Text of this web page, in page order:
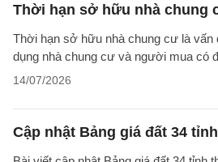
Thời hạn sở hữu nhà chung
Thời hạn sở hữu nhà chung cư là vấn
dụng nhà chung cư và người mua có
14/07/2026
Cập nhật Bảng giá đất 34